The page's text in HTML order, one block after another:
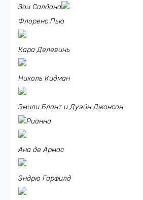
Зои Салдана
Флоренс Пью
Кара Делевинь
Николь Кидман
Эмили Блант и Дуэйн Джонсон
Рианна
Ана де Армас
Эндрю Гарфилд